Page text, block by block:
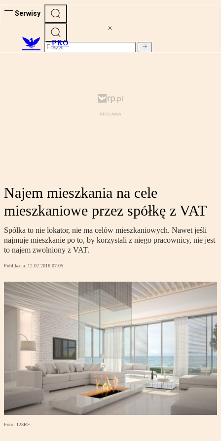
Serwisy
PRO
Najem mieszkania na cele
mieszkaniowe przez spółkę z VAT
Spółka to nie lokator, nie ma celów mieszkaniowych. Nawet jeśli
najmuje mieszkanie po to, by korzystali z niego pracownicy, nie jest
to najem zwolniony z VAT.
Publikacja: 12.02.2016 07:05
Foto: 123RF